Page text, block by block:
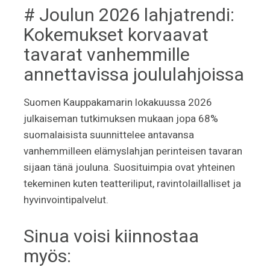
# Joulun 2026 lahjatrendi:
Kokemukset korvaavat
tavarat vanhemmille
annettavissa joululahjoissa
Suomen Kauppakamarin lokakuussa 2026
julkaiseman tutkimuksen mukaan jopa 68%
suomalaisista suunnittelee antavansa
vanhemmilleen elämyslahjan perinteisen tavaran
sijaan tänä jouluna. Suosituimpia ovat yhteinen
tekeminen kuten teatteriliput, ravintolaillalliset ja
hyvinvointipalvelut.
Sinua voisi kiinnostaa
myös: